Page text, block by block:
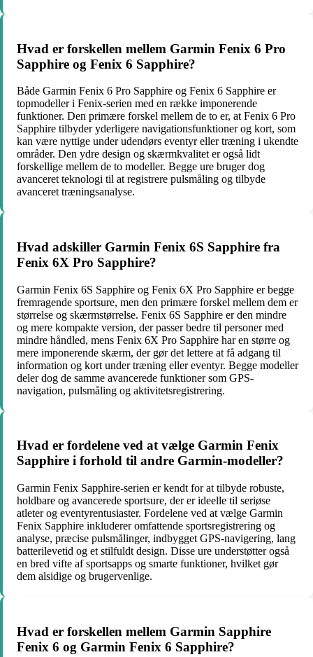
Hvad er forskellen mellem Garmin Fenix 6 Pro
Sapphire og Fenix 6 Sapphire?
Både Garmin Fenix 6 Pro Sapphire og Fenix 6 Sapphire er
topmodeller i Fenix-serien med en række imponerende
funktioner. Den primære forskel mellem de to er, at Fenix 6 Pro
Sapphire tilbyder yderligere navigationsfunktioner og kort, som
kan være nyttige under udendørs eventyr eller træning i ukendte
områder. Den ydre design og skærmkvalitet er også lidt
forskellige mellem de to modeller. Begge ure bruger dog
avanceret teknologi til at registrere pulsmåling og tilbyde
avanceret træningsanalyse.
Hvad adskiller Garmin Fenix 6S Sapphire fra
Fenix 6X Pro Sapphire?
Garmin Fenix 6S Sapphire og Fenix 6X Pro Sapphire er begge
fremragende sportsure, men den primære forskel mellem dem er
størrelse og skærmstørrelse. Fenix 6S Sapphire er den mindre
og mere kompakte version, der passer bedre til personer med
mindre håndled, mens Fenix 6X Pro Sapphire har en større og
mere imponerende skærm, der gør det lettere at få adgang til
information og kort under træning eller eventyr. Begge modeller
deler dog de samme avancerede funktioner som GPS-
navigation, pulsmåling og aktivitetsregistrering.
Hvad er fordelene ved at vælge Garmin Fenix
Sapphire i forhold til andre Garmin-modeller?
Garmin Fenix Sapphire-serien er kendt for at tilbyde robuste,
holdbare og avancerede sportsure, der er ideelle til seriøse
atleter og eventyrentusiaster. Fordelene ved at vælge Garmin
Fenix Sapphire inkluderer omfattende sportsregistrering og
analyse, præcise pulsmålinger, indbygget GPS-navigering, lang
batterilevetid og et stilfuldt design. Disse ure understøtter også
en bred vifte af sportsapps og smarte funktioner, hvilket gør
dem alsidige og brugervenlige.
Hvad er forskellen mellem Garmin Sapphire
Fenix 6 og Garmin Fenix 6 Sapphire?